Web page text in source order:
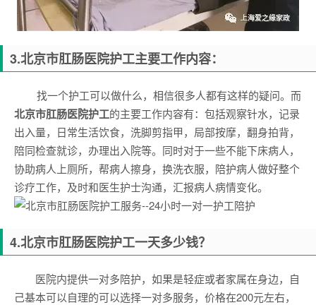
3.北京市肛肠医院护工主要工作内容：
找一个护工可以做什么，相信很多人都有这样的疑问。而
北京市肛肠医院护工的主要工作内容有：包括观察针水，记录
出入量，日常生活饮食，洗脚剪指甲，局部按摩，翻身拍背，
陪同检查就诊，办理出入院等。同时对于一些不能下床病人，
协助病人上厕所，帮病人擦身，换洗衣服，陪护病人做好整个
诊疗工作，及时和医生护士沟通，汇报病人病情变化。
4.北京市肛肠医院护工一天多少钱？
医院内提供一对多陪护，如果是轻症或者家属在身边，自
己基本可以自理的可以选择一对多服务，价格在200元左右，